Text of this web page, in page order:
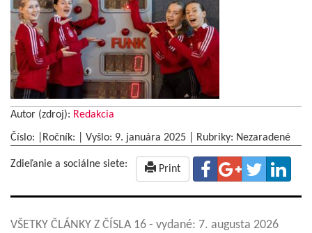
Autor (zdroj): Redakcia
Číslo: |Ročník: | Vyšlo: 9. januára 2025 Rubriky: Nezaradené
Zdieľanie a sociálne siete: Print
VŠETKY ČLÁNKY Z ČÍSLA 16 - vydané: 7. augusta 2026